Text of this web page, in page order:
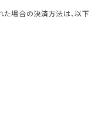
た場合の決済方法は、以下